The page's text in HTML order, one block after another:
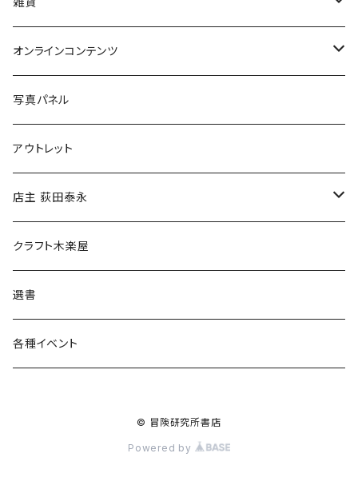
Tシャツ
バッグ
ブックカバー
マグカップ
傘
食料品
その他
オンラインコンテンツ
冒険クロストーク
写真パネル
アウトレット
店主 荻田泰永
書籍
ウェア
クラフト木楽屋
選書
各種イベント
© 冒険研究所書店
Powered by